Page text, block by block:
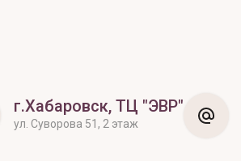
г.Хабаровск, ТЦ "ЭВР"
ул. Суворова 51, 2 этаж